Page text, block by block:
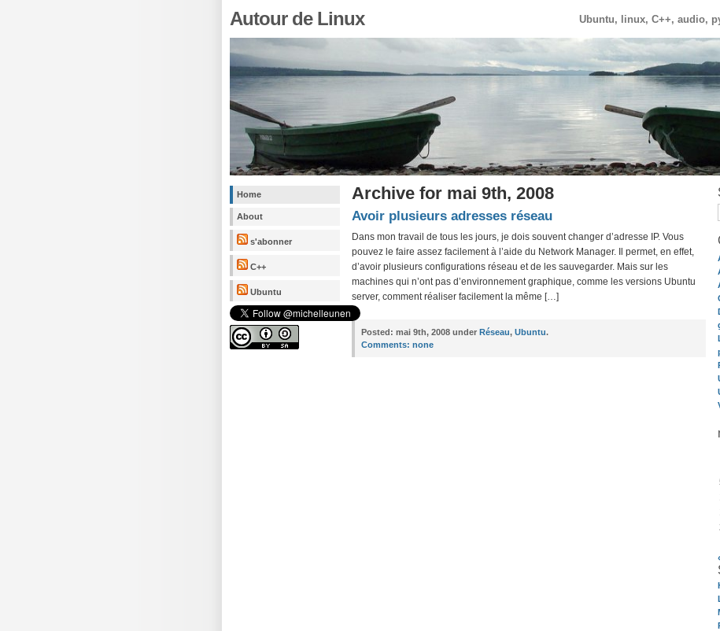
Autour de Linux Ubuntu, linux, C++, audio,
Home
About
s'abonner
C++
Ubuntu
Archive for mai 9th, 2008
Avoir plusieurs adresses réseau
Dans mon travail de tous les jours, je dois souvent changer d’adresse IP. Vous
pouvez le faire assez facilement à l’aide du Network Manager. Il permet, en effet,
d’avoir plusieurs configurations réseau et de les sauvegarder. Mais sur les
machines qui n’ont pas d’environnement graphique, comme les versions Ubuntu
server, comment réaliser facilement la même […]
Posted: mai 9th, 2008 under Réseau, Ubuntu.
Comments: none